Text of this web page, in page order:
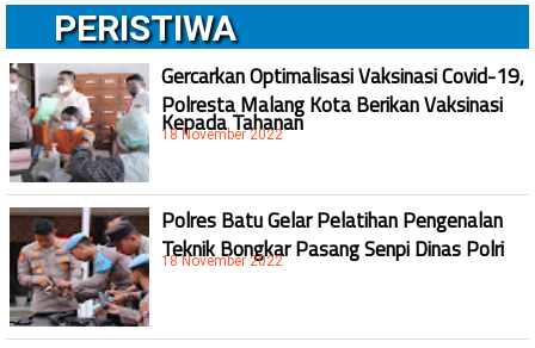
PERISTIWA
Gercarkan Optimalisasi Vaksinasi Covid-19,
Polresta Malang Kota Berikan Vaksinasi
Kepada Tahanan
18 November 2022
Polres Batu Gelar Pelatihan Pengenalan
Teknik Bongkar Pasang Senpi Dinas Polri
18 November 2022